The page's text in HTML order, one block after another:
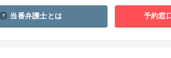
当番弁護士とは 予約窓